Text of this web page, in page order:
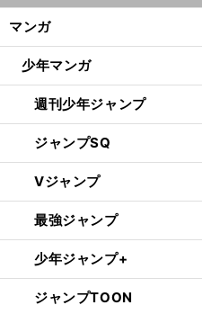
マンガ
少年マンガ
週刊少年ジャンプ
ジャンプSQ
Vジャンプ
最強ジャンプ
少年ジャンプ+
ジャンプTOON